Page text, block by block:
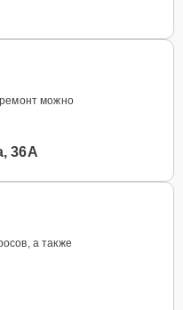
ремонт можно
36А
а также